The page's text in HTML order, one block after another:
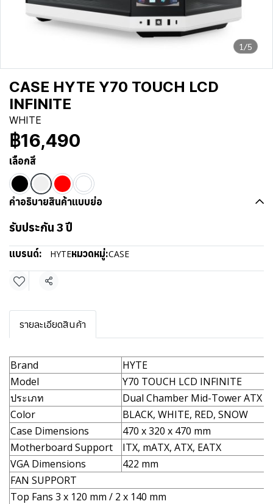
1/5
CASE HYTE Y70 TOUCH LCD
INFINITE
WHITE
฿16,490
เลือกสี
คำอธิบายสินค้าแบบย่อ
รับประกัน 3 ปี
แบรนด์: HYTEหมวดหมู่:CASE
แชร์
รายละเอียดสินค้า
Brand
HYTE
Model
Y70 TOUCH LCD INFINITE
ประเภท
Dual Chamber Mid-Tower ATX
Color
BLACK, WHITE, RED, SNOW
Case Dimensions
470 x 320 x 470 mm
Motherboard Support
ITX, mATX, ATX, EATX
VGA Dimensions
422 mm
FAN SUPPORT
Top Fans 3 x 120 mm / 2 x 140 mm